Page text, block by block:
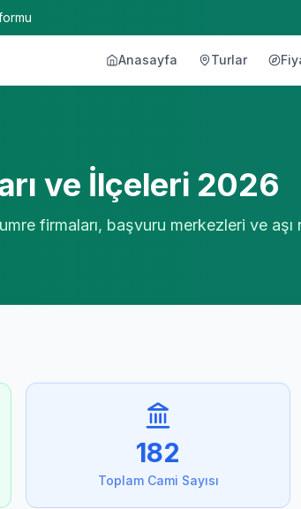
Anasayfa Turlar
ve İlçeleri 2026
firmaları, başvuru merkezleri ve aşı
182
Toplam Cami Sayısı